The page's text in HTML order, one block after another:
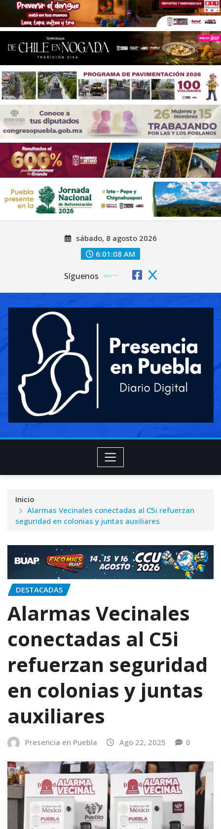
sábado, 8 agosto 2026
6:01:09 AM
Síguenos
Inicio
Alarmas Vecinales conectadas al C5i refuerzan
seguridad en colonias y juntas auxiliares
DESTACADAS
Alarmas Vecinales
conectadas al C5i
refuerzan seguridad
en colonias y juntas
auxiliares
Presencia en Puebla Ago 22, 2025 0